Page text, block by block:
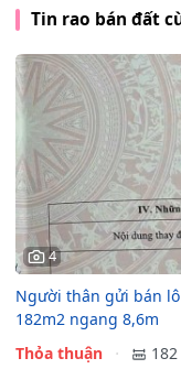
Tin rao bán đất
4
Người thân gửi bán
182m2 ngang 8,6m
Thỏa thuận
182